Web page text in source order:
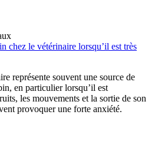
chez le vétérinaire lorsqu’il est très
représente souvent une source de
en particulier lorsqu’il est
les mouvements et la sortie de son
provoquer une forte anxiété.